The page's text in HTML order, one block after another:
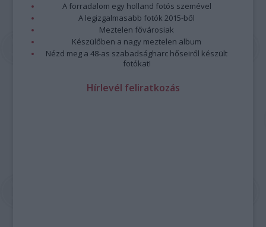
A forradalom egy holland fotós szemével
A legizgalmasabb fotók 2015-ből
Meztelen fővárosiak
Készülőben a nagy meztelen album
Nézd meg a 48-as szabadságharc hőseiről készült
fotókat!
Hírlevél feliratkozás